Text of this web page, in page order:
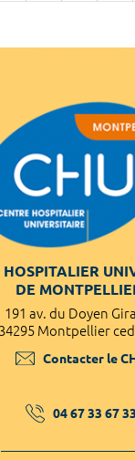
HOSPITALIER
DE
191 av. du Doyen
34295 Montpellier
Contacter le
04 67 33 67 33